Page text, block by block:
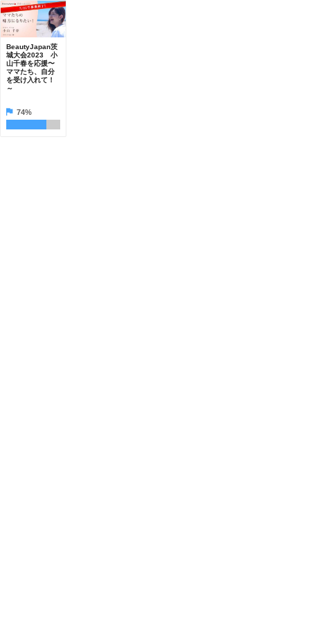
BeautyJapan茨
城大会2023 小
山千春を応援〜
ママたち、自分
を受け入れて！
～
74%